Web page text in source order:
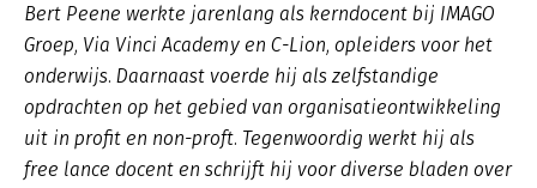
Bert Peene werkte jarenlang als kerndocent bij IMAGO
Groep, Via Vinci Academy en C-Lion, opleiders voor het
onderwijs. Daarnaast voerde hij als zelfstandige
opdrachten op het gebied van organisatieontwikkeling
uit in profit en non-proft. Tegenwoordig werkt hij als
free lance docent en schrijft hij voor diverse bladen over